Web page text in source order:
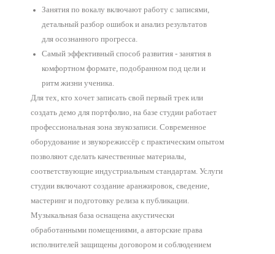
Занятия по вокалу включают работу с записями,
детальный разбор ошибок и анализ результатов
для осознанного прогресса.
Самый эффективный способ развития - занятия в
комфортном формате, подобранном под цели и
ритм жизни ученика.
Для тех, кто хочет записать свой первый трек или
создать демо для портфолио, на базе студии работает
профессиональная зона звукозаписи. Современное
оборудование и звукорежиссёр с практическим опытом
позволяют сделать качественные материалы,
соответствующие индустриальным стандартам. Услуги
студии включают создание аранжировок, сведение,
мастеринг и подготовку релиза к публикации.
Музыкальная база оснащена акустически
обработанными помещениями, а авторские права
исполнителей защищены договором и соблюдением